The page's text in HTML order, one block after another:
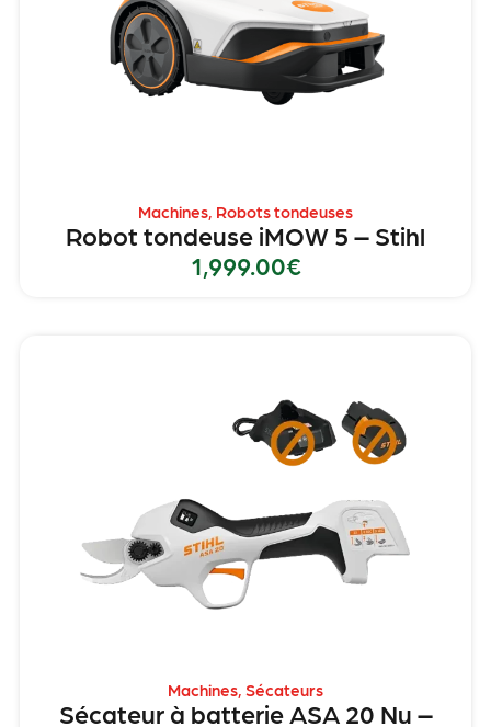
Machines Robots tondeuses
Robot tondeuse iMOW 5 – Stihl
1,999.00€
Machines Sécateurs
Sécateur à batterie ASA 20 Nu –